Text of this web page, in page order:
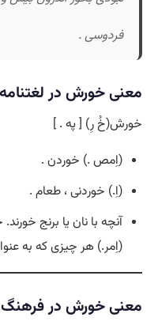
فردوسی .
معنی خورش در
خورش(خُ رِ) [ په . ]
(اِمص .) خوردن .
(اِ.) خوردنی ، طعام .
آنچه با نان یا برنج
(اِمر.) هر چیزی که به
معنی خورش در فرهنگ